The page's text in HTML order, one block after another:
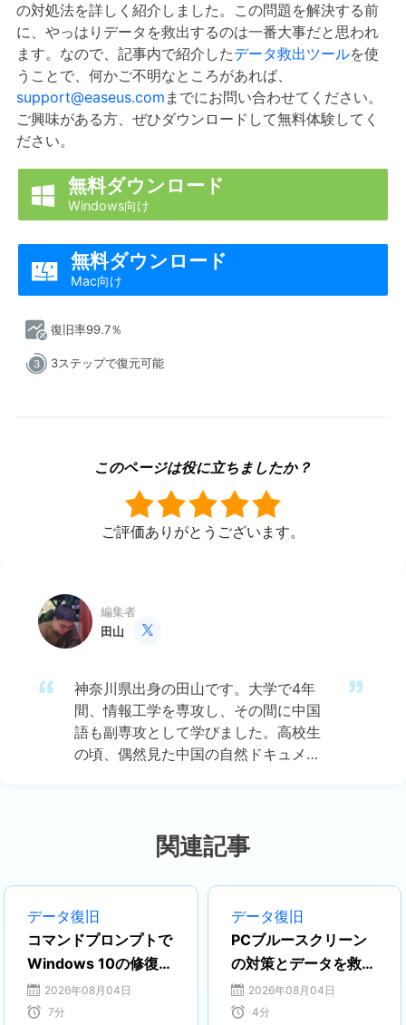
の対処法を詳しく紹介しました。この問題を解決する前
に、やっはりデータを救出するのは一番大事だと思われ
ます。なので、記事内で紹介したデータ救出ツールを使
うことで、何かご不明なところがあれば、
support@easeus.com までにお問い合わせてください。
ご興味がある方、ぜひダウンロードして無料体験してく
ださい。
 無料ダウンロード
Windows向け
 無料ダウンロード
Mac向け
復旧率99.7％
3ステップで復元可能
このページは役に立ちましたか？
ご評価ありがとうございます。
編集者
田山

神奈川県出身の田山です。大学で4年
間、情報工学を専攻し、その間に中国
語も副専攻として学びました。高校生
の頃、偶然見た中国の自然ドキュメン
通じて、ますますIT分野における日中
両国の連携の可能性に注目するように
なりました。 現在はEaseUSに勤務
し、ディスク・パーティション管理、
データ復旧、バックアップおよびクロ
ーン技術の分野でエキスパートとして
活動しています。特に、日本語での技
術文書作成やユーザー向けサポートを
通じて、多くの方々の大切なデータを
関連記事
データ復旧
コマンドプロンプトで
Windows 10の修復
【SFCとDISMコマン
ド】
2026年08月04日
7分
データ復旧
PCブルースクリーン
の対策とデータを救出
する方法
2026年08月04日
4分